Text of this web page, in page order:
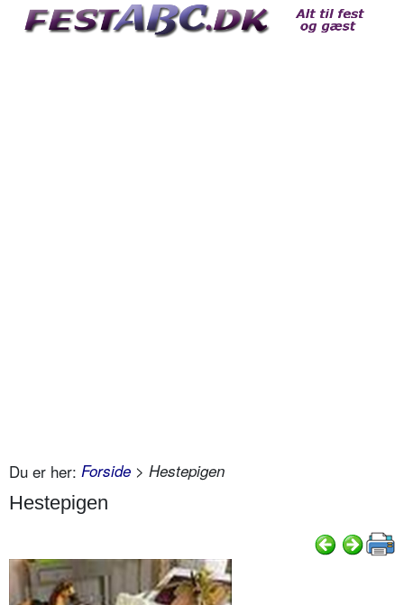
Du er her: Forside > Hestepigen
Hestepigen